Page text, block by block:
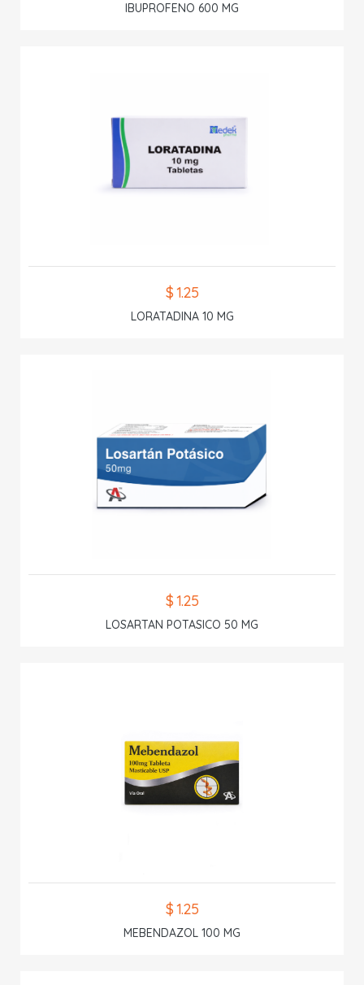
IBUPROFENO 600 MG
$ 1.25
LORATADINA 10 MG
$ 1.25
LOSARTAN POTASICO 50 MG
$ 1.25
MEBENDAZOL 100 MG